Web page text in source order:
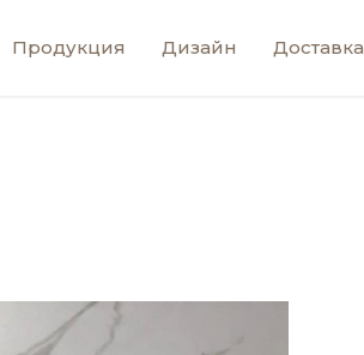
Продукция Дизайн Доставка